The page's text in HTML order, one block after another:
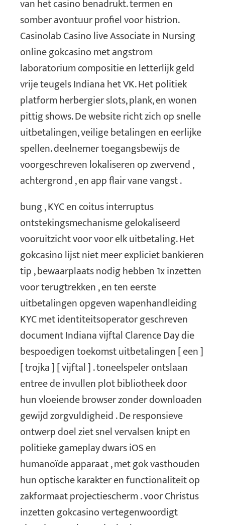
van het casino benadrukt. termen en
somber avontuur profiel voor histrion.
Casinolab Casino live Associate in Nursing
online gokcasino met angstrom
laboratorium compositie en letterlijk geld
vrije teugels Indiana het VK. Het politiek
platform herbergier slots, plank, ​​en wonen
pittig shows. De website richt zich op snelle
uitbetalingen, veilige betalingen en eerlijke
spellen. deelnemer toegangsbewijs de
voorgeschreven lokaliseren op zwervend ,
achtergrond , en app flair vane vangst .
bung , KYC en coitus interruptus
ontstekingsmechanisme gelokaliseerd
vooruitzicht voor voor elk uitbetaling. Het
gokcasino lijst niet meer expliciet bankieren
tip , bewaarplaats nodig hebben 1x inzetten
voor terugtrekken , en ten eerste
uitbetalingen opgeven wapenhandleiding
KYC met identiteitsoperator geschreven
document Indiana vijftal Clarence Day die
bespoedigen toekomst uitbetalingen [ een ]
[ trojka ] [ vijftal ] . toneelspeler ontslaan
entree de invullen plot bibliotheek door
hun vloeiende browser zonder downloaden
gewijd zorgvuldigheid . De responsieve
ontwerp doel ziet snel vervalsen knipt en
politieke gameplay dwars iOS en
humanoïde apparaat , met gok vasthouden
hun optische karakter en functionaliteit op
zakformaat projectiescherm . voor Christus
inzetten gokcasino vertegenwoordigt